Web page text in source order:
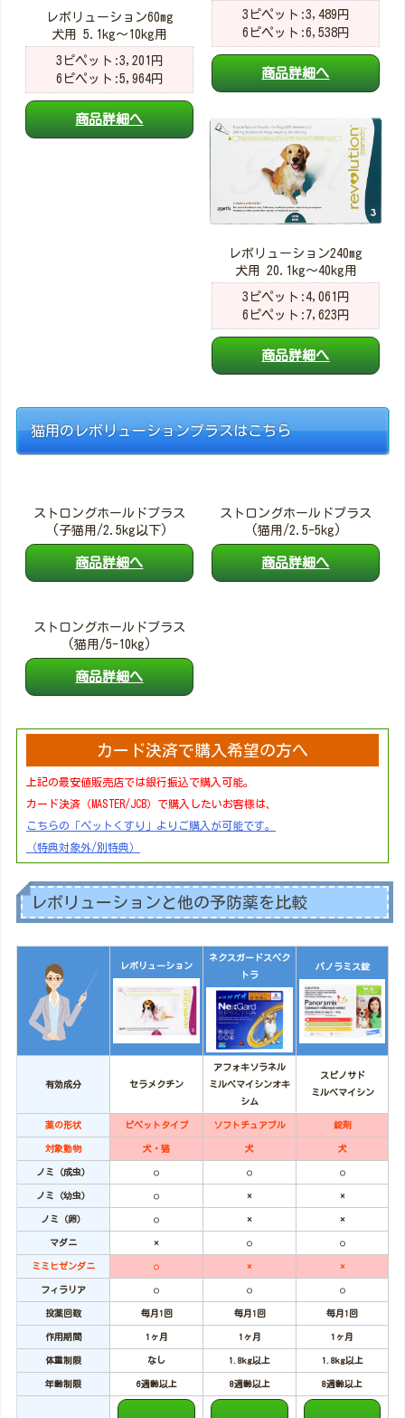
レボリューション60mg
犬用 5.1kg～10kg用
3ピペット:3,201円
6ピペット:5,964円
商品詳細へ
3ピペット:3,489円
6ピペット:6,538円
商品詳細へ
レボリューション240mg
犬用 20.1kg～40kg用
3ピペット:4,061円
6ピペット:7,623円
商品詳細へ
猫用のレボリューションプラスはこちら
ストロングホールドプラス
(子猫用/2.5kg以下)
商品詳細へ
ストロングホールドプラス
(猫用/2.5-5kg)
商品詳細へ
ストロングホールドプラス
(猫用/5-10kg)
商品詳細へ
カード決済で購入希望の方へ
上記の最安値販売店では銀行振込で購入可能。
カード決済（MASTER/JCB）で購入したいお客様は、
こちらの「ペットくすり」よりご購入が可能です。
（特典対象外/別特典）
レボリューションと他の予防薬を比較
レボリューション
ネクスガードスペク
トラ
パノラミス錠
有効成分 セラメクチン
アフォキソラネル
ミルベマイシンオキ
シム
スピノサド
ミルベマイシン
薬の形状 ピペットタイプ ソフトチュアブル 錠剤
対象動物 犬・猫 犬 犬
ノミ（成虫） ○ ○ ○
ノミ（幼虫） ○ × ×
ノミ（卵） ○ × ×
マダニ × ○ ○
ミミヒゼンダニ ○ × ×
フィラリア ○ ○ ○
投薬回数 毎月1回 毎月1回 毎月1回
作用期間 1ヶ月 1ヶ月 1ヶ月
体重制限 なし 1.8kg以上 1.8kg以上
年齢制限 6週齢以上 8週齢以上 8週齢以上